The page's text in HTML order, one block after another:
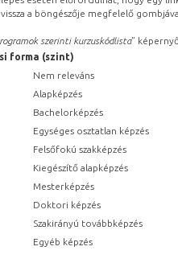
a böngészője megfelelő
szerinti kurzuskódlista”
forma (szint)
Nem releváns
Alapképzés
Bachelorképzés
Egységes osztatlan képzés
Felsőfokú szakképzés
Kiegészítő alapképzés
Mesterképzés
Doktori képzés
Szakirányú továbbképzés
Egyéb képzés